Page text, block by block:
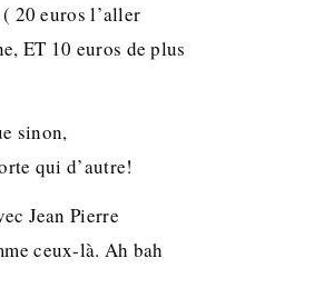
20 euros l’aller
ET 10 euros de plus
sinon,
qui d’autre!
Jean Pierre
ceux-là. Ah bah